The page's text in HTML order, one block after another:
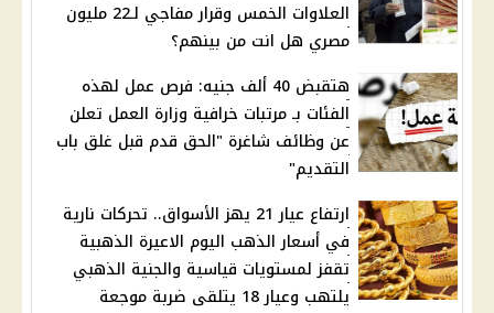
العلاوات الخمس وقرار مفاجي لـ22 مليون
مصري هل انت من بينهم؟
هتقبض 40 ألف جنيه: فرص عمل لهذه
الفئات بـ مرتبات خرافية وزارة العمل تعلن
عن وظائف شاغرة "الحق قدم قبل غلق باب
التقديم"
ارتفاع عيار 21 يهز الأسواق.. تحركات نارية
في أسعار الذهب اليوم الاعيرة الذهبية
تقفز لمستويات قياسية والجنية الذهبي
يلتهب وعيار 18 يتلقى ضربة موجعة